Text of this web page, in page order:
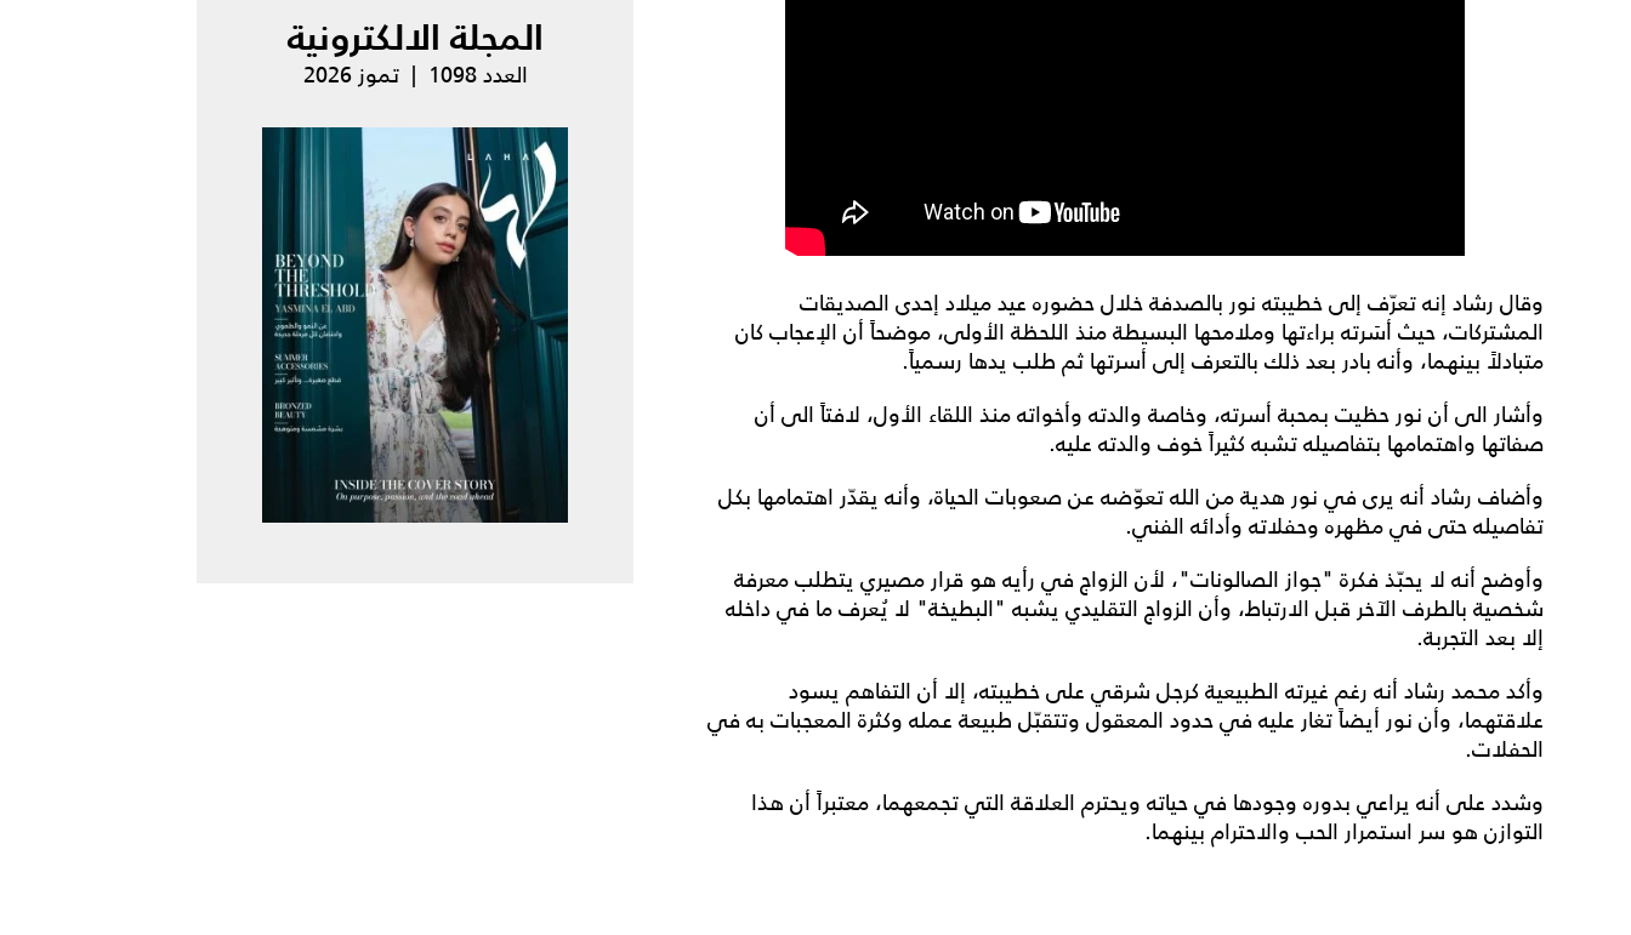
وقال رشاد إنه تعرّف إلى خطيبته نور بالصدفة خلال حضوره عيد ميلاد إحدى الصديقات
المشتركات، حيث أسَرته براءتها وملامحها البسيطة منذ اللحظة الأولى، موضحاً أن الإعجاب كان
متبادلاً بينهما، وأنه بادر بعد ذلك بالتعرف إلى أسرتها ثم طلب يدها رسمياً.
وأشار الى أن نور حظيت بمحبة أسرته، وخاصة والدته وأخواته منذ اللقاء الأول، لافتاً الى أن
صفاتها واهتمامها بتفاصيله تشبه كثيراً خوف والدته عليه.
وأضاف رشاد أنه يرى في نور هدية من الله تعوّضه عن صعوبات الحياة، وأنه يقدّر اهتمامها بكل
تفاصيله حتى في مظهره وحفلاته وأدائه الفني.
وأوضح أنه لا يحبّذ فكرة "جواز الصالونات"، لأن الزواج في رأيه هو قرار مصيري يتطلب معرفة
شخصية بالطرف الآخر قبل الارتباط، وأن الزواج التقليدي يشبه "البطيخة" لا يُعرف ما في داخله
إلا بعد التجربة.
وأكد محمد رشاد أنه رغم غيرته الطبيعية كرجل شرقي على خطيبته، إلا أن التفاهم يسود
علاقتهما، وأن نور أيضاً تغار عليه في حدود المعقول وتتقبّل طبيعة عمله وكثرة المعجبات به في
الحفلات.
وشدد على أنه يراعي بدوره وجودها في حياته ويحترم العلاقة التي تجمعهما، معتبراً أن هذا
التوازن هو سر استمرار الحب والاحترام بينهما.
المجلة الالكترونية
العدد 1098 | تموز 2026